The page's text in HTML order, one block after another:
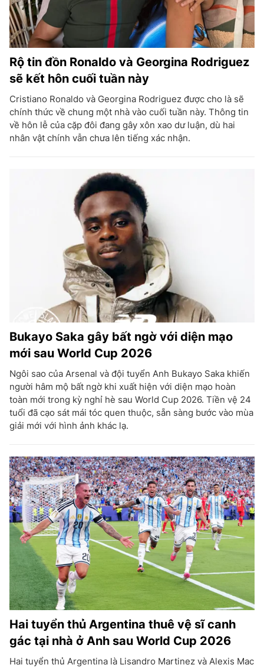
Rộ tin đồn Ronaldo và Georgina Rodriguez
sẽ kết hôn cuối tuần này
Cristiano Ronaldo và Georgina Rodriguez được cho là sẽ
chính thức về chung một nhà vào cuối tuần này. Thông tin
về hôn lễ của cặp đôi đang gây xôn xao dư luận, dù hai
nhân vật chính vẫn chưa lên tiếng xác nhận.
Bukayo Saka gây bất ngờ với diện mạo
mới sau World Cup 2026
Ngôi sao của Arsenal và đội tuyển Anh Bukayo Saka khiến
người hâm mộ bất ngờ khi xuất hiện với diện mạo hoàn
toàn mới trong kỳ nghỉ hè sau World Cup 2026. Tiền vệ 24
tuổi đã cạo sát mái tóc quen thuộc, sẵn sàng bước vào mùa
giải mới với hình ảnh khác lạ.
Hai tuyển thủ Argentina thuê vệ sĩ canh
gác tại nhà ở Anh sau World Cup 2026
Hai tuyển thủ Argentina là Lisandro Martinez và Alexis Mac